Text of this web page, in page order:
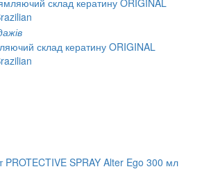
склад кератину ORIGINAL